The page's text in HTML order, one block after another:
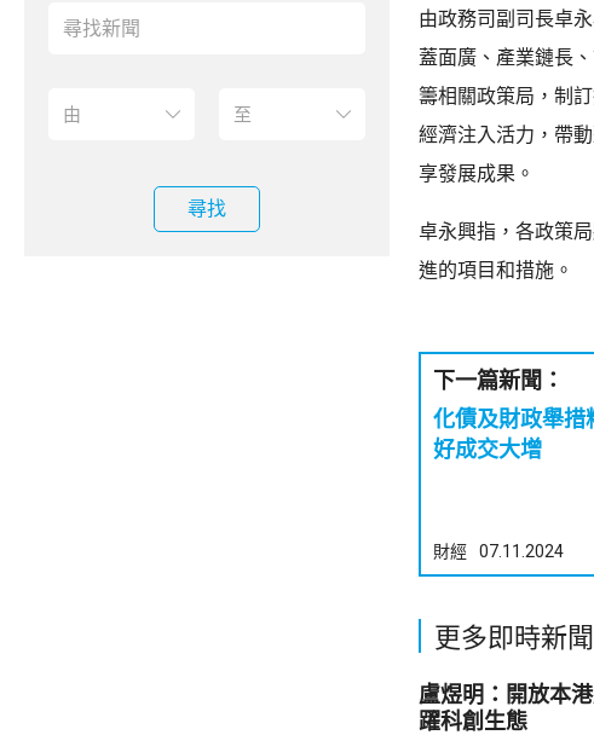
尋找
由政務司副司長卓
蓋面廣、產業鏈長
籌相關政策局，制
經濟注入活力，帶
享發展成果。
卓永興指，各政策
進的項目和措施。
下一篇新聞：
化債及財政舉措
好成交大增
財經 07.11.2024
更多即時新聞
盧煜明：開放本
躍科創生態